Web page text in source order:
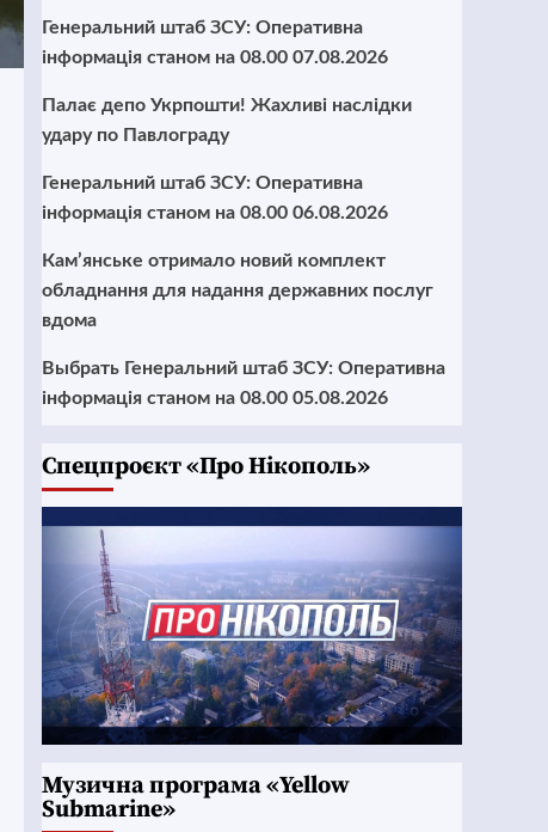
Генеральний штаб ЗСУ: Оперативна
інформація станом на 08.00 07.08.2026
Палає депо Укрпошти! Жахливі наслідки
удару по Павлограду
Генеральний штаб ЗСУ: Оперативна
інформація станом на 08.00 06.08.2026
Кам’янське отримало новий комплект
обладнання для надання державних послуг
вдома
Выбрать Генеральний штаб ЗСУ: Оперативна
інформація станом на 08.00 05.08.2026
Cпецпроєкт «Про Нікополь»
Музична програма «Yellow
Submarine»